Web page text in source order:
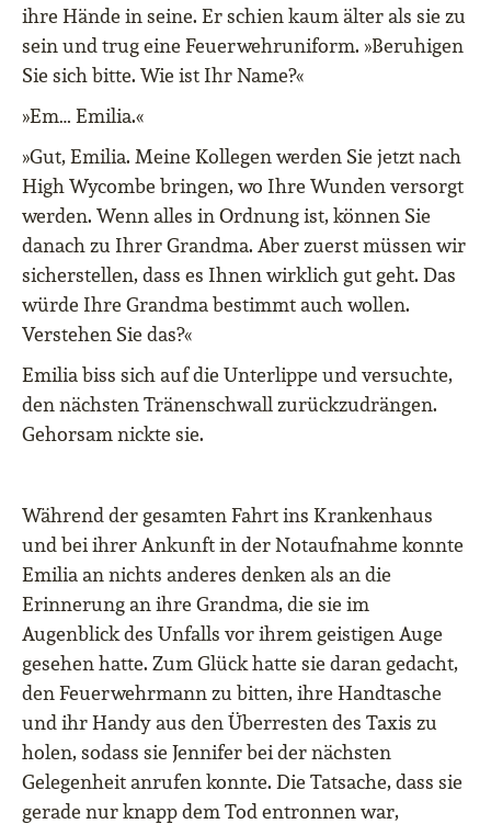
ihre Hände in seine. Er schien kaum älter als sie zu
sein und trug eine Feuerwehruniform. »Beruhigen
Sie sich bitte. Wie ist Ihr Name?«
»Em… Emilia.«
»Gut, Emilia. Meine Kollegen werden Sie jetzt nach
High Wycombe bringen, wo Ihre Wunden versorgt
werden. Wenn alles in Ordnung ist, können Sie
danach zu Ihrer Grandma. Aber zuerst müssen wir
sicherstellen, dass es Ihnen wirklich gut geht. Das
würde Ihre Grandma bestimmt auch wollen.
Verstehen Sie das?«
Emilia biss sich auf die Unterlippe und versuchte,
den nächsten Tränenschwall zurückzudrängen.
Gehorsam nickte sie.
Während der gesamten Fahrt ins Krankenhaus
und bei ihrer Ankunft in der Notaufnahme konnte
Emilia an nichts anderes denken als an die
Erinnerung an ihre Grandma, die sie im
Augenblick des Unfalls vor ihrem geistigen Auge
gesehen hatte. Zum Glück hatte sie daran gedacht,
den Feuerwehrmann zu bitten, ihre Handtasche
und ihr Handy aus den Überresten des Taxis zu
holen, sodass sie Jennifer bei der nächsten
Gelegenheit anrufen konnte. Die Tatsache, dass sie
gerade nur knapp dem Tod entronnen war,